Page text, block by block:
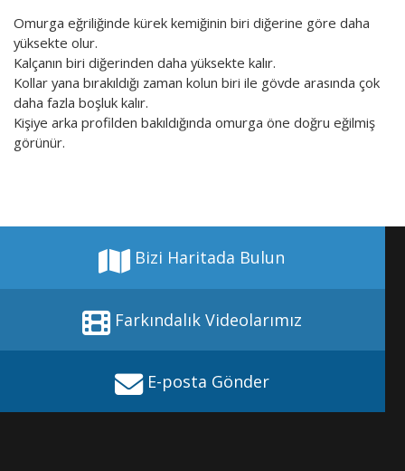
Omurga eğriliğinde kürek kemiğinin biri diğerine göre daha
yüksekte olur.
Kalçanın biri diğerinden daha yüksekte kalır.
Kollar yana bırakıldığı zaman kolun biri ile gövde arasında çok
daha fazla boşluk kalır.
Kişiye arka profilden bakıldığında omurga öne doğru eğilmiş
görünür.
Bizi Haritada Bulun
Farkındalık Videolarımız
E-posta Gönder